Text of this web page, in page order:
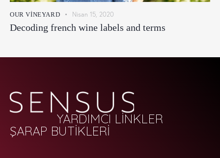
OUR VINEYARD Nisan 15, 2020
Decoding french wine labels and terms
YARDIMCI LİNKLER
ŞARAP BUTİKLERİ